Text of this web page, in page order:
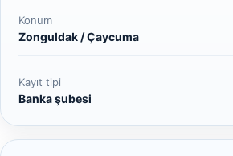
Konum
Zonguldak / Çaycuma
Kayıt tipi
Banka şubesi